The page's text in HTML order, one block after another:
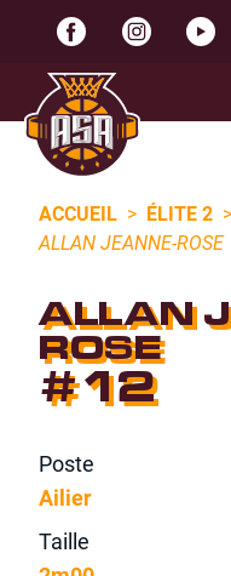
ACCUEIL > ÉLITE 2 >
ALLAN JEANNE-ROSE
ALLAN
ROSE
#12
Poste
Ailier
Taille